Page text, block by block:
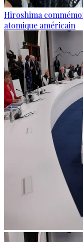
Hiroshima
atomique américain